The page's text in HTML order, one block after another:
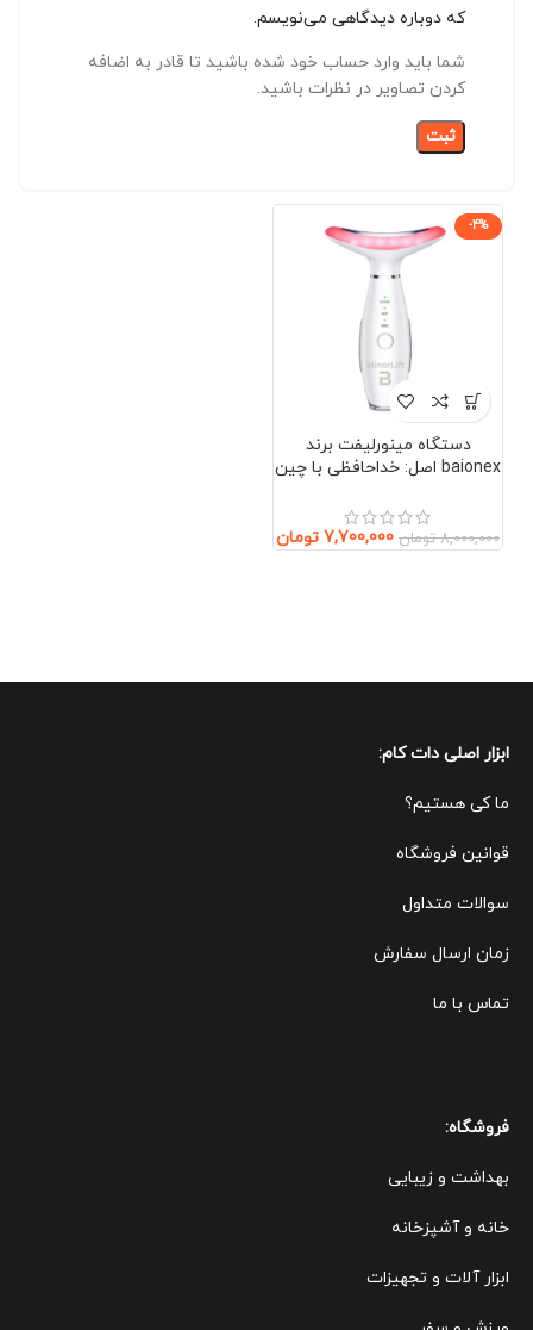
که دوباره دیدگاهی می‌نویسم.
شما باید وارد حساب خود شده باشید تا قادر به اضافه
کردن تصاویر در نظرات باشید.
-4%
دستگاه مینورلیفت برند
baionex اصل: خداحافظی با چین
گردن)
8,000,000 تومان 7,700,000 تومان
ابزار اصلی دات کام:
ما کی هستیم؟
قوانین فروشگاه
سوالات متداول
زمان ارسال سفارش
تماس با ما
فروشگاه:
بهداشت و زیبایی
خانه و آشپزخانه
ابزار آلات و تجهیزات